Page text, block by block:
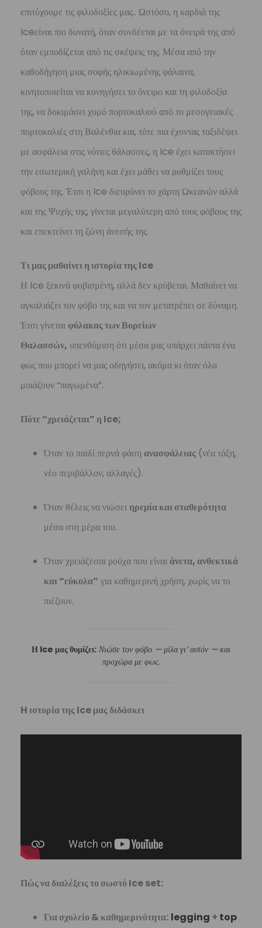
επιτύχουμε τις φιλοδοξίες μας.. Ωστόσο, η καρδιά της
Iceείναι πιο δυνατή, όταν συνδέεται με τα όνειρά της από
όταν εμποδίζεται από τις σκέψεις της. Μέσα από την
καθοδήγηση μιας σοφής ηλικιωμένης φάλαινα,
κινητοποιείται να κυνηγήσει το όνειρο και τη φιλοδοξία
της, να δοκιμάσει χυμό πορτοκαλιού από το μεσογειακές
πορτοκαλιές στη Βαλένθια και, τότε πια έχοντας ταξιδέψει
με ασφάλεια στις νότιες θάλασσες, η Ice έχει κατακτήσει
την εσωτερική γαλήνη και έχει μάθει να ρυθμίζει τους
φόβους της. Έτσι η Ice διευρύνει το χάρτη Ωκεανών αλλά
και της Ψυχής της, γίνεται μεγαλύτερη από τους φόβους της
και επεκτείνει τη ζώνη άνεσής της.
Τι μας μαθαίνει η ιστορία της Ice
Η Ice ξεκινά φοβισμένη, αλλά δεν κρύβεται. Μαθαίνει να
αγκαλιάζει τον φόβο της και να τον μετατρέπει σε δύναμη.
Έτσι γίνεται φύλακας των Βορείων
Θαλασσών, υπενθύμιση ότι μέσα μας υπάρχει πάντα ένα
φως που μπορεί να μας οδηγήσει, ακόμα κι όταν όλα
μοιάζουν “παγωμένα”.
Πότε “χρειάζεται” η Ice;
Όταν το παιδί περνά φάση ανασφάλειας (νέα τάξη,
νέο περιβάλλον, αλλαγές).
Όταν θέλεις να νιώσειηρεμία και σταθερότητα
μέσα στη μέρα του.
Όταν χρειάζεσαι ρούχα που είναιάνετα, ανθεκτικά
και “εύκολα” για καθημερινή χρήση, χωρίς να το
πιέζουν.
Η Ice μας θυμίζει: Νιώσε τον φόβο — μίλα γι’ αυτόν — και
προχώρα με φως.
H ιστορία της Ice μας διδάσκει
Πώς να διαλέξεις το σωστό Ice set:
Για σχολείο & καθημερινότητα: legging + top